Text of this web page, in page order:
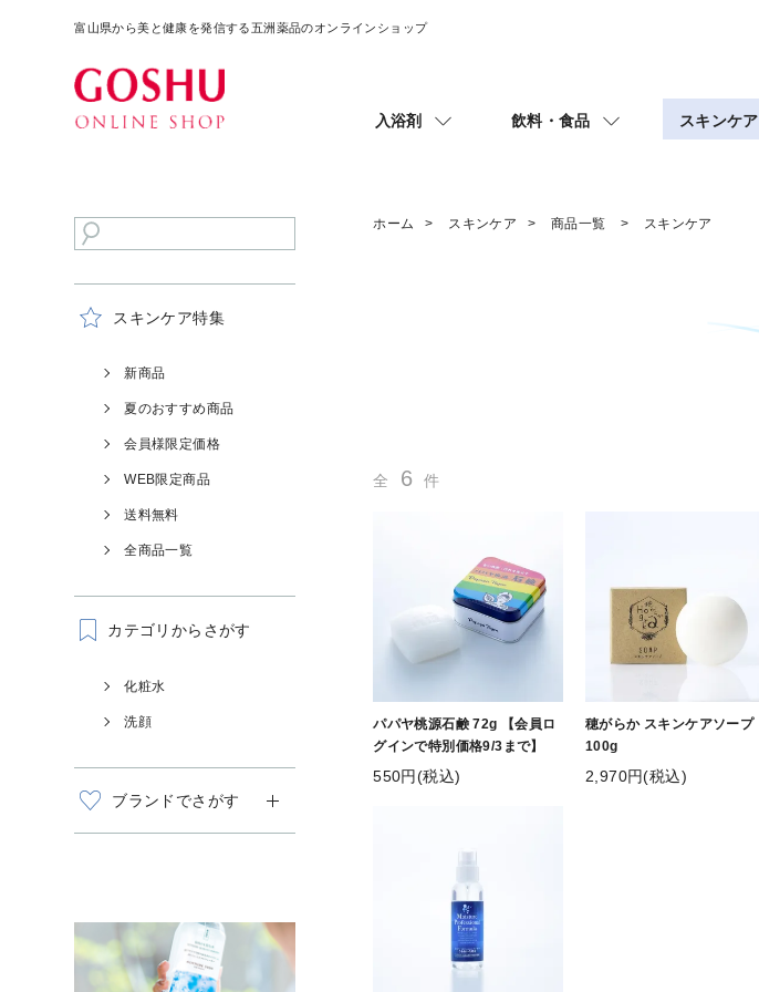
富山県から美と健康を発信する五洲薬品のオンラインショップ
入浴剤 飲料・食品 スキンケア
ホーム スキンケア 商品一覧 スキンケア
全 6 件
パパヤ桃源石鹸 72g 【会員ロ
グインで特別価格9/3まで】
550円(税込)
穂がらか スキンケアソープ
100g
2,970円(税込)
スキンケア特集
新商品
夏のおすすめ商品
会員様限定価格
WEB限定商品
送料無料
全商品一覧
カテゴリからさがす
化粧水
洗顔
ブランドでさがす